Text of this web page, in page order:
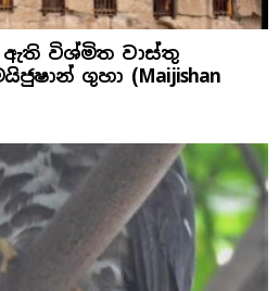
විශ්මිත වාස්තු
ගුහා (Maijishan